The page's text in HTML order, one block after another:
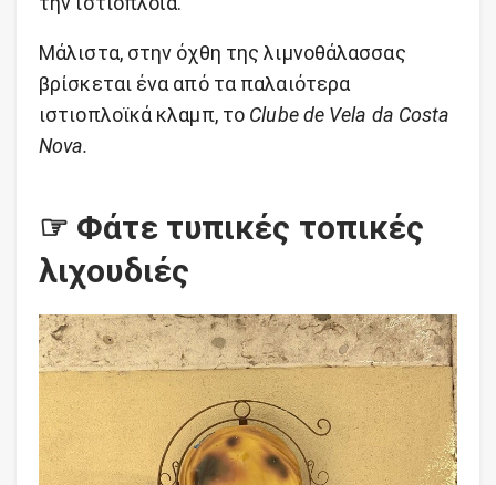
Μάλιστα, στην όχθη της λιμνοθάλασσας
βρίσκεται ένα από τα παλαιότερα
ιστιοπλοϊκά κλαμπ, το Clube de Vela da Costa
Nova.
☞ Φάτε τυπικές τοπικές
λιχουδιές